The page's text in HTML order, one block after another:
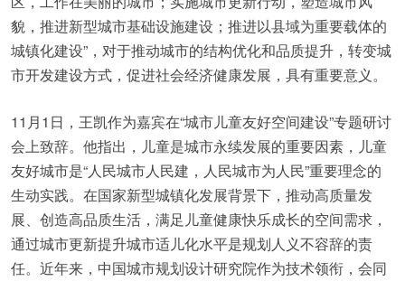
貌，推进新型城市基础设施建设；推进以县域为重要载体的
城镇化建设”，对于推动城市的结构优化和品质提升，转变城
市开发建设方式，促进社会经济健康发展，具有重要意义。
11月1日，王凯作为嘉宾在“城市儿童友好空间建设”专题研讨
会上致辞。他指出，儿童是城市永续发展的重要因素，儿童
友好城市是“人民城市人民建，人民城市为人民”重要理念的
生动实践。在国家新型城镇化发展背景下，推动高质量发
展、创造高品质生活，满足儿童健康快乐成长的空间需求，
通过城市更新提升城市适儿化水平是规划人义不容辞的责
任。近年来，中国城市规划设计研究院作为技术领衔，会同